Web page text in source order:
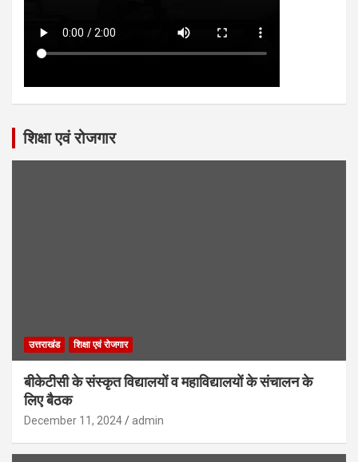
शिक्षा एवं रोजगार
उत्तराखंड शिक्षा एवं रोजगार
बीकेटीसी के संस्कृत विद्यालयों व महाविद्यालयों के संचालन के
लिए बैठक
December 11, 2024 admin